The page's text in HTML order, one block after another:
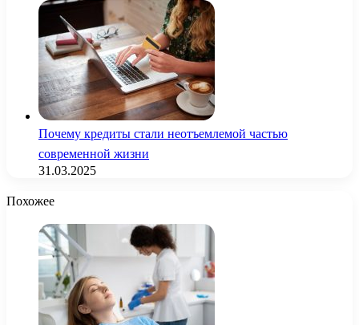
Почему кредиты стали неотъемлемой частью
современной жизни
31.03.2025
Похожее